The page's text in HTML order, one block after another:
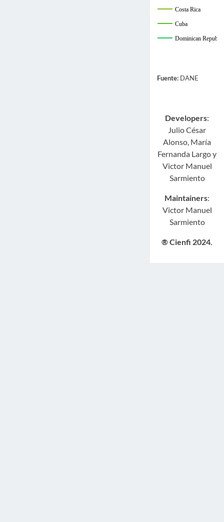
Costa Rica
Cuba
Dominican Republic
Guatemala
Nicaragua
Panama
Paraguay
Peru
Uruguay
Venezuela, RB
Fuente: DANE
Developers:
Julio César
Alonso, María
Fernanda Largo y
Victor Manuel
Sarmiento
Maintainers:
Victor Manuel
Sarmiento
® Cienfi 2024.